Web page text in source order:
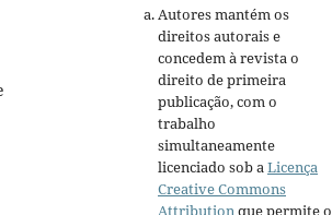
Autores mantém os
direitos autorais e
concedem à revista o
direito de primeira
publicação, com o
trabalho
simultaneamente
licenciado sob aLicença
Creative Commons
Attributionque permite o